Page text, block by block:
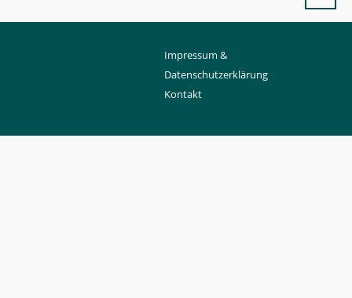
Impressum &
Datenschutzerklärung
Kontakt